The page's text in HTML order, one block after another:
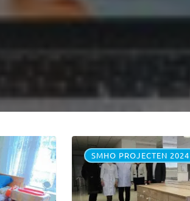
SMHO PROJECTEN 2024